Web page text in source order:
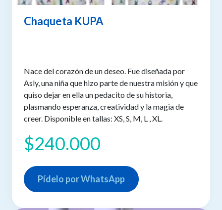
Chaqueta KUPA
Nace del corazón de un deseo. Fue diseñada por
Asly, una niña que hizo parte de nuestra misión y que
quiso dejar en ella un pedacito de su historia,
plasmando esperanza, creatividad y la magia de
creer. Disponible en tallas: XS, S, M, L , XL.
$240.000
Pídelo por WhatsApp